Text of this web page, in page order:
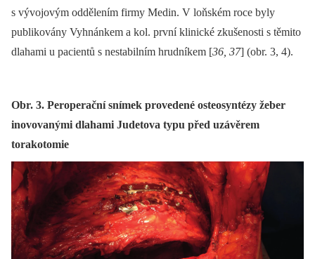
s vývojovým oddělením firmy Medin. V loňském roce byly
publikovány Vyhnánkem a kol. první klinické zkušenosti s těmito
dlahami u pacientů s nestabilním hrudníkem [36, 37] (obr. 3, 4).
Obr. 3. Peroperační snímek provedené osteosyntézy žeber
inovovanými dlahami Judetova typu před uzávěrem
torakotomie